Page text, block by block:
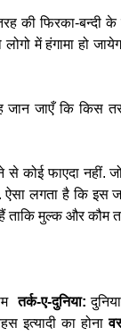
की फिरका-बन्दी
में हंगामा हो
जाएँ कि किस
कोई फाएदा नहीं.
ऐसा लगता है कि
हैं ताकि मुल्क और कौम
तर्क-ए-दुनिया:
इत्यादी का होना